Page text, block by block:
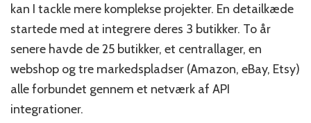
kan I tackle mere komplekse projekter. En detailkæde
startede med at integrere deres 3 butikker. To år
senere havde de 25 butikker, et centrallager, en
webshop og tre markedspladser (Amazon, eBay, Etsy)
alle forbundet gennem et netværk af API
integrationer.